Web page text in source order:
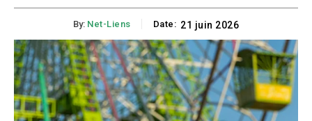
By: Net-Liens Date: 21 juin 2026